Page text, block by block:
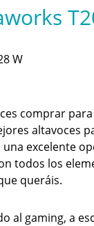
W
comprar para
altavoces
excelente
todos los
queráis.
al gaming, a